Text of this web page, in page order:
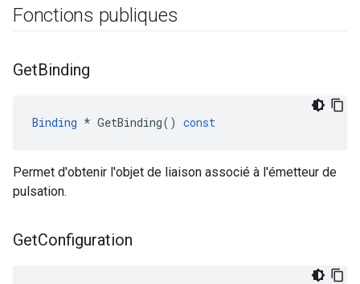
Fonctions publiques
GetBinding
Binding * GetBinding() const
Permet d'obtenir l'objet de liaison associé à l'émetteur de
pulsation.
GetConfiguration